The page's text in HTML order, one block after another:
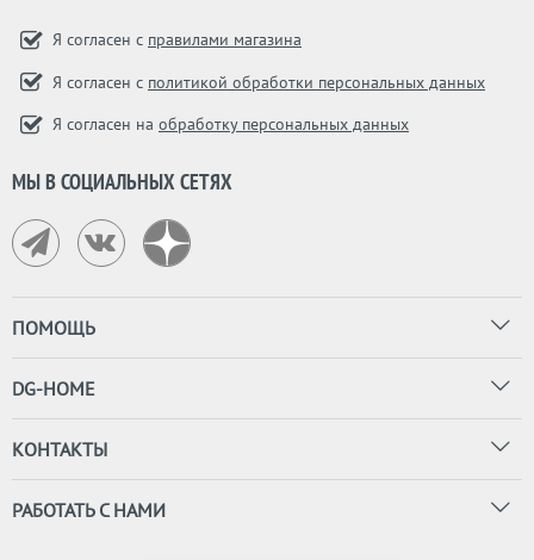
Я согласен с правилами магазина
Я согласен с политикой обработки персональных данных
Я согласен на обработку персональных данных
МЫ В СОЦИАЛЬНЫХ СЕТЯХ
ПОМОЩЬ
DG-HOME
КОНТАКТЫ
РАБОТАТЬ С НАМИ